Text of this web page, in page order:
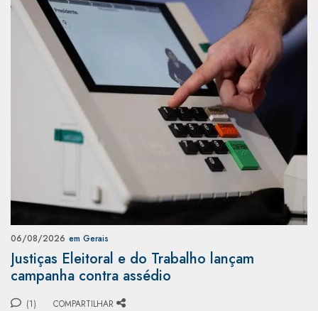
06/08/2026 em Gerais
Justiças Eleitoral e do Trabalho lançam
campanha contra assédio
(1) COMPARTILHAR